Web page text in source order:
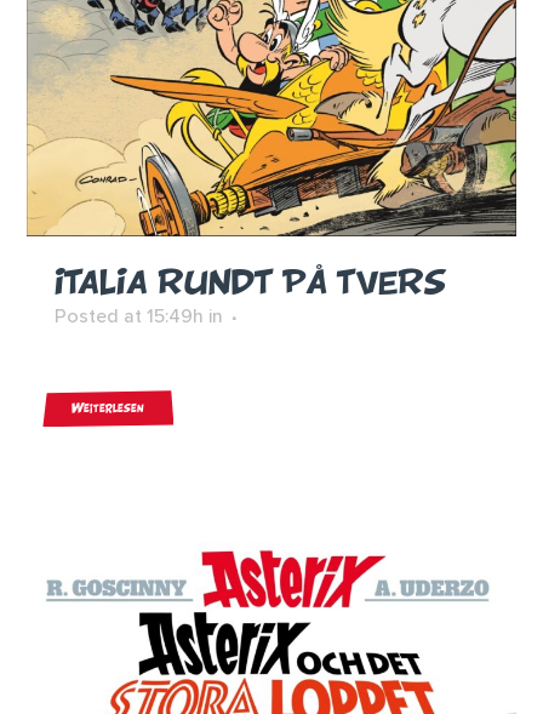
ITALIA RUNDT PÅ TVERS
Posted at 15:49h in
Weiterlesen